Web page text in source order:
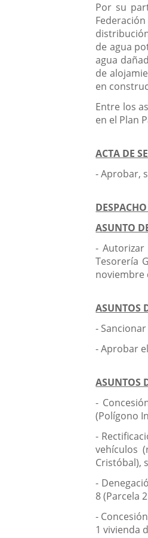
Por su
de agua
agua
de
en
Entre los
en el Plan
ACTA DE
- Aprobar,
ASUNTO
- Autorizar
Tesorería
noviembre
ASUNTOS
-
- Aprobar
ASUNTOS
-
(Polígono
-
vehículos
Cristóbal),
-
8 (Parcela
-
1 vivienda